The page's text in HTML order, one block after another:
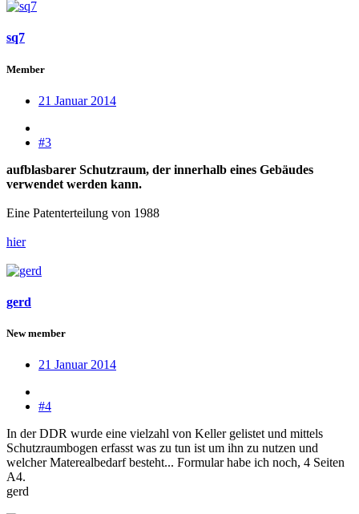
sq7
Member
21 Januar 2014
#3
aufblasbarer Schutzraum, der innerhalb eines Gebäudes
verwendet werden kann.
Eine Patenterteilung von 1988
hier
gerd
New member
21 Januar 2014
#4
In der DDR wurde eine vielzahl von Keller gelistet und mittels
Schutzraumbogen erfasst was zu tun ist um ihn zu nutzen und
welcher Materealbedarf besteht... Formular habe ich noch, 4 Seiten
A4.
gerd